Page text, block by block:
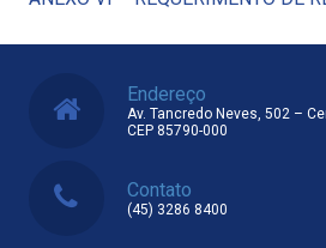
Endereço
Av. Tancredo Neves, 502 –
CEP 85790-000
Contato
(45) 3286 8400